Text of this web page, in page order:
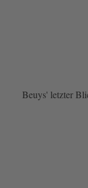
Beuys' letzter